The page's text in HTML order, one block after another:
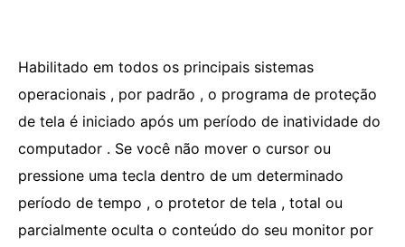
Habilitado em todos os principais sistemas
operacionais , por padrão , o programa de proteção
de tela é iniciado após um período de inatividade do
computador . Se você não mover o cursor ou
pressione uma tecla dentro de um determinado
período de tempo , o protetor de tela , total ou
parcialmente oculta o conteúdo do seu monitor por